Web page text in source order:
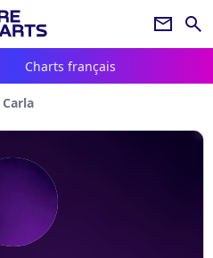
newsletter search
Charts français
Carla